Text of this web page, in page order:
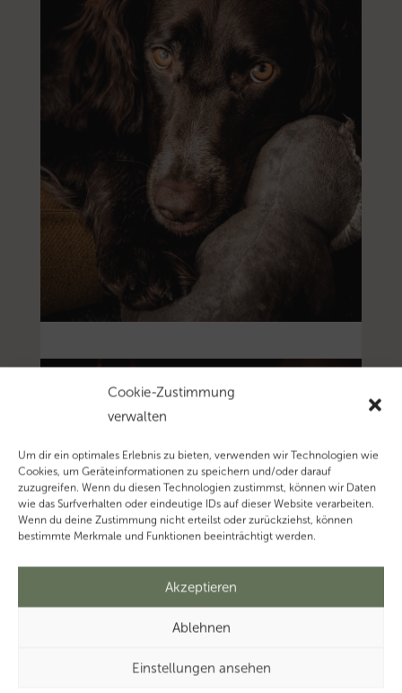
Cookie-Zustimmung
verwalten
Um dir ein optimales Erlebnis zu bieten, verwenden wir Technologien wie
Cookies, um Geräteinformationen zu speichern und/oder darauf
zuzugreifen. Wenn du diesen Technologien zustimmst, können wir Daten
wie das Surfverhalten oder eindeutige IDs auf dieser Website verarbeiten.
Wenn du deine Zustimmung nicht erteilst oder zurückziehst, können
bestimmte Merkmale und Funktionen beeinträchtigt werden.
Akzeptieren
Ablehnen
Einstellungen ansehen